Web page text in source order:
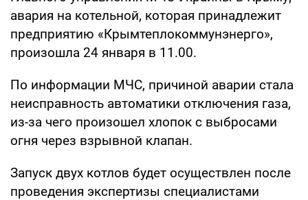
авария на котельной, которая принадлежит
предприятию «Крымтеплокоммунэнерго»,
произошла 24 января в 11.00.
По информации МЧС, причиной аварии стала
неисправность автоматики отключения газа,
из-за чего произошел хлопок с выбросами
огня через взрывной клапан.
Запуск двух котлов будет осуществлен после
проведения экспертизы специалистами